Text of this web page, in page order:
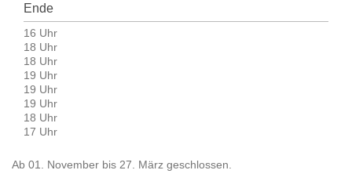
Ende
16 Uhr
18 Uhr
18 Uhr
19 Uhr
19 Uhr
19 Uhr
18 Uhr
17 Uhr
Ab 01. November bis 27. März geschlossen.